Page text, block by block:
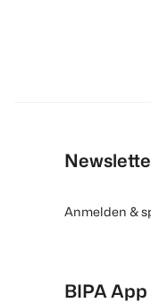
Anmelden &
BIPA App